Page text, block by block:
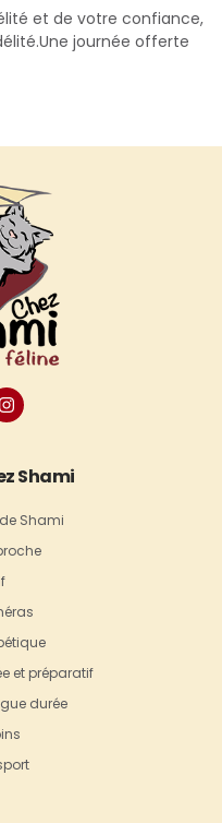
et de votre confiance,
journée offerte
Shami
Shami
et préparatif
durée